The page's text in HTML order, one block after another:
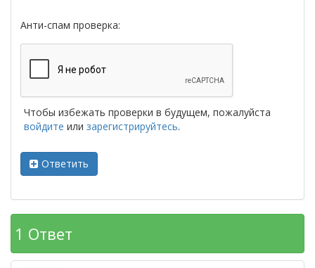
Анти-спам проверка:
Чтобы избежать проверки в будущем, пожалуйста
войдите или зарегистрируйтесь.
Ответить
1 Ответ